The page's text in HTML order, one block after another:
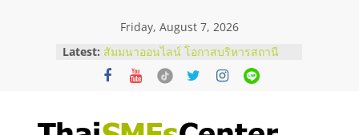
Friday, August 7, 2026
Latest: อยากหาเงินทุน เพิ่มสภาพคล่องให้ธุรกิจ
เริ่มยังไงให้ผ่านฉลุย
สัมมนาออนไลน์ โอกาสบริหารสถานี
ThaiFranchise Meet Up จับคู่แฟรน